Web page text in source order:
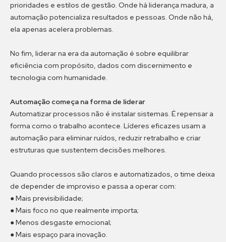
prioridades e estilos de gestão. Onde há liderança madura, a
automação potencializa resultados e pessoas. Onde não há,
ela apenas acelera problemas.
No fim, liderar na era da automação é sobre equilibrar
eficiência com propósito, dados com discernimento e
tecnologia com humanidade.
Automação começa na forma de liderar
Automatizar processos não é instalar sistemas. É repensar a
forma como o trabalho acontece. Líderes eficazes usam a
automação para eliminar ruídos, reduzir retrabalho e criar
estruturas que sustentem decisões melhores.
Quando processos são claros e automatizados, o time deixa
de depender de improviso e passa a operar com:
● Mais previsibilidade;
● Mais foco no que realmente importa;
● Menos desgaste emocional;
● Mais espaço para inovação.